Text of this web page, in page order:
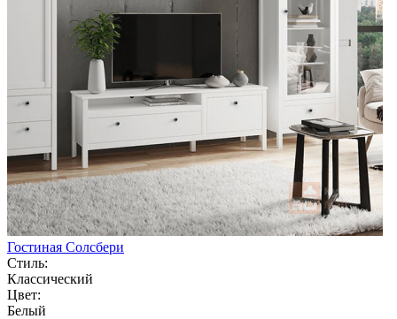
Гостиная Солсбери
Стиль:
Классический
Цвет:
Белый